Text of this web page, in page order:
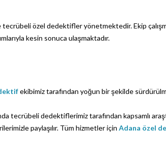
tecrübeli özel dedektifler yönetmektedir. Ekip
kesin sonuca ulaşmaktadır.
ekibimiz tarafından yoğun bir şekilde
tecrübeli dedektiflerimiz tarafından kapsamlı
paylaşılır. Tüm hizmetler için Adana özel